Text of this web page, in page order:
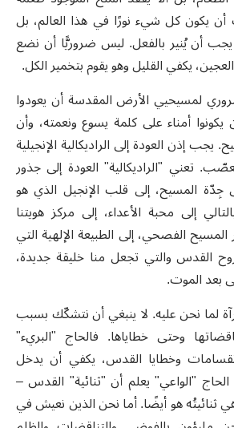
أن يكون كل شيء نورًا في هذا العالم، بل
أن يُنير بالفعل. ليس ضروريًّا أن نضع
يكفي القليل وهو يقوم بتخمير الكل.
لمسيحيي الأرض المقدسة أن يعودوا
يكونوا أمناء على كلمة يسوع ونعمته، وأن
إذن العودة إلى الراديكالية الإنجيلية
تعني "الراديكالية" العودة إلى جذور
جِدّة المسيح، إلى قلب الإنجيل الذي هو
إلى محبة الأعداء، إلى مركز هويتنا
الفصحي، إلى الطبيعة الإلهية التي
القدس والتي تجعل منا خليقة جديدة،
بعد الموت.
لما نحن عليه. لا ينبغي أن نتشكّك بسبب
وحتى خطاياها. فالحاج "البريء"
وخطايا القدس، يكفي أن يدخل
"الواعي" يعلم أن "ثنائية" القدس –
ثنائيتُه هو أيضًا. أما نحن الذين نعيش في